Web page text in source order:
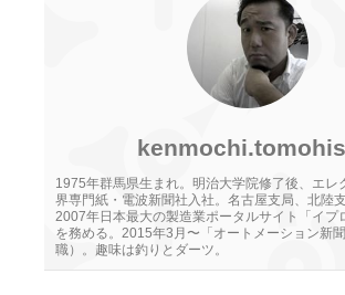
1975年群馬県生まれ。明治大学院修了後、エレ
界専門紙・電波新聞社入社。名古屋支局、北陸
2007年日本最大の製造業ポータルサイト「イプ
を務める。2015年3月〜「オートメーション新
職）。趣味は釣りとダーツ。